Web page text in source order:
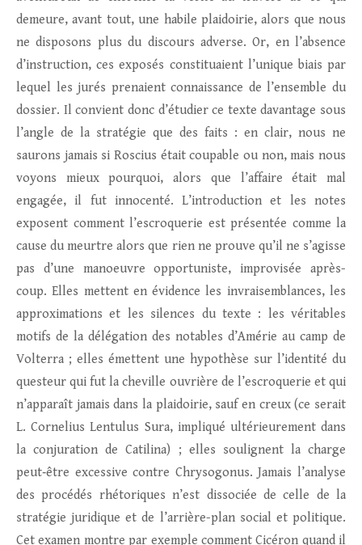
demeure, avant tout, une habile plaidoirie, alors que nous
ne disposons plus du discours adverse. Or, en l’absence
d’instruction, ces exposés constituaient l’unique biais par
lequel les jurés prenaient connaissance de l’ensemble du
dossier. Il convient donc d’étudier ce texte davantage sous
l’angle de la stratégie que des faits : en clair, nous ne
saurons jamais si Roscius était coupable ou non, mais nous
voyons mieux pourquoi, alors que l’affaire était mal
engagée, il fut innocenté. L’introduction et les notes
exposent comment l’escroquerie est présentée comme la
cause du meurtre alors que rien ne prouve qu’il ne s’agisse
pas d’une manoeuvre opportuniste, improvisée après-
coup. Elles mettent en évidence les invraisemblances, les
approximations et les silences du texte : les véritables
motifs de la délégation des notables d’Amérie au camp de
Volterra ; elles émettent une hypothèse sur l’identité du
questeur qui fut la cheville ouvrière de l’escroquerie et qui
n’apparaît jamais dans la plaidoirie, sauf en creux (ce serait
L. Cornelius Lentulus Sura, impliqué ultérieurement dans
la conjuration de Catilina) ; elles soulignent la charge
peut‑être excessive contre Chrysogonus. Jamais l’analyse
des procédés rhétoriques n’est dissociée de celle de la
stratégie juridique et de l’arrière-plan social et politique.
Cet examen montre par exemple comment Cicéron quand il